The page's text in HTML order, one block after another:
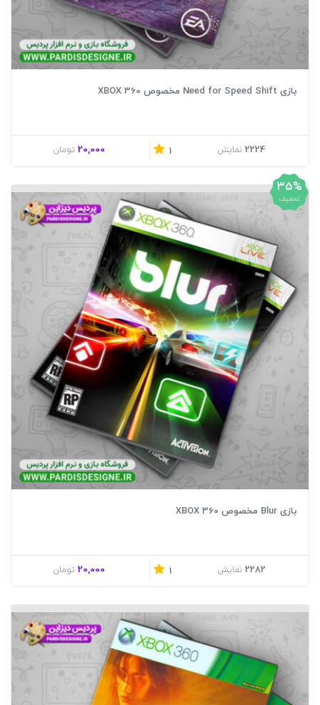
بازی Need for Speed Shift مخصوص XBOX 360
2224 نمایش 1
20,000 تومان
35%
تخفیف
بازی Blur مخصوص XBOX 360
2282 نمایش 1
20,000 تومان